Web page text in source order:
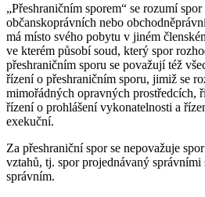
„Přeshraničním sporem“ se rozumí
občanskoprávních nebo
má místo svého pobytu v jiném
ve kterém působí soud, který spor
přeshraničním sporu se považují též
řízení o přeshraničním sporu, jimiž se
mimořádných opravných prostředcích,
řízení o prohlášení vykonatelnosti a
exekuční.
Za přeshraniční spor se nepovažuje
vztahů, tj. spor projednávaný
správním.